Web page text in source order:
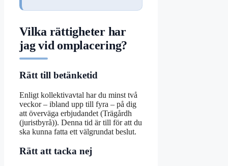
Vilka rättigheter har
jag vid omplacering?
Rätt till betänketid
Enligt kollektivavtal har du minst två
veckor – ibland upp till fyra – på dig
att överväga erbjudandet (Trägårdh
(juristbyrå)). Denna tid är till för att du
ska kunna fatta ett välgrundat beslut.
Rätt att tacka nej